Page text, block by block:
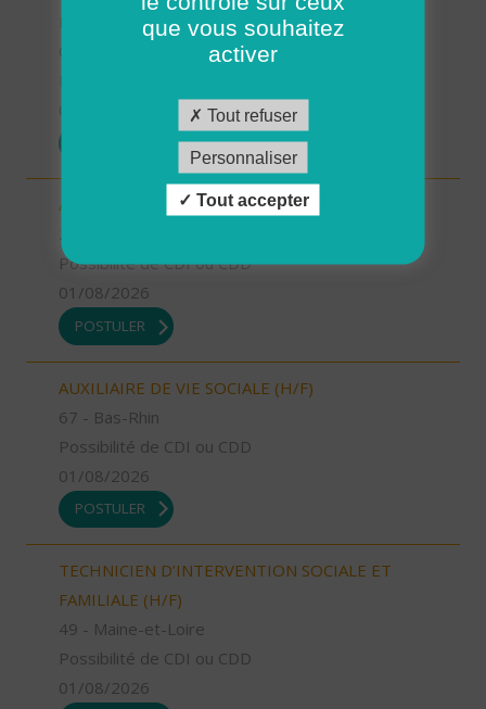
FAMILIALE (H/F)
04 - Alpes-de-Haute-Provence
AUXILIAIRE DE VIE SOCIALE (H/F)
Possibilité de CDI ou CDD
01/08/2026
POSTULER
AUXILIAIRE DE VIE SOCIALE (H/F)
67 - Bas-Rhin
Possibilité de CDI ou CDD
01/08/2026
POSTULER
TECHNICIEN D’INTERVENTION SOCIALE ET
FAMILIALE (H/F)
49 - Maine-et-Loire
Possibilité de CDI ou CDD
01/08/2026
que vous souhaitez
activer
Tout refuser
Personnaliser
Tout accepter